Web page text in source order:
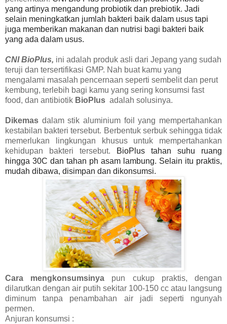
yang artinya mengandung probiotik dan prebiotik. Jadi
selain meningkatkan jumlah bakteri baik dalam usus tapi
juga memberikan makanan dan nutrisi bagi bakteri baik
yang ada dalam usus.
CNI BioPlus, ini adalah produk asli dari Jepang yang sudah
teruji dan tersertifikasi GMP. Nah buat kamu yang
mengalami masalah pencernaan seperti sembelit dan perut
kembung, terlebih bagi kamu yang sering konsumsi fast
food, dan antibiotik BioPlus adalah solusinya.
Dikemas dalam stik aluminium foil yang mempertahankan
kestabilan bakteri tersebut. Berbentuk serbuk sehingga tidak
memerlukan lingkungan khusus untuk mempertahankan
kehidupan bakteri tersebut.
BioPlus tahan suhu ruang
hingga 30C dan tahan ph asam lambung. Selain itu praktis,
mudah dibawa, disimpan dan dikonsumsi.
Cara mengkonsumsinya pun cukup praktis, dengan
dilarutkan dengan air putih sekitar 100-150 cc atau langsung
diminum tanpa penambahan air jadi seperti ngunyah
permen.
Anjuran konsumsi :